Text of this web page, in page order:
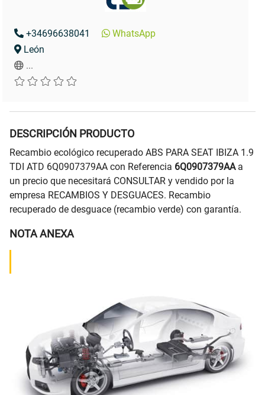
+34696638041
WhatsApp
León
...
DESCRIPCIÓN PRODUCTO
Recambio ecológico recuperado ABS PARA SEAT IBIZA 1.9
TDI ATD 6Q0907379AA con Referencia 6Q0907379AAa
un precio que necesitará CONSULTAR y vendido por la
empresa RECAMBIOS Y DESGUACES. Recambio
recuperado de desguace (recambio verde) con garantía.
NOTA ANEXA